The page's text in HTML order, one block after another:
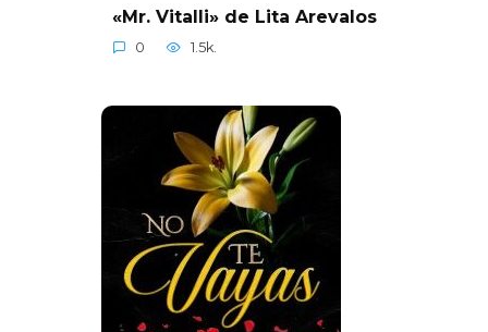
«Mr. Vitalli» de Lita Arevalos
0 1.5k.